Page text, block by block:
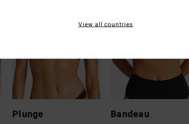
Plunge Bandeau
View all countries